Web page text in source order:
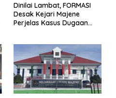
Dinilai Lambat, FORMASI
Desak Kejari Majene
Perjelas Kasus Dugaan